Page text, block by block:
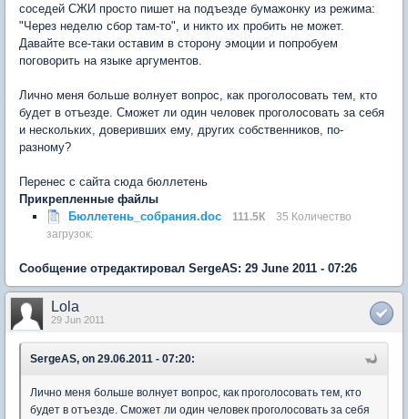
соседей СЖИ просто пишет на подъезде бумажонку из режима:
"Через неделю сбор там-то", и никто их пробить не может.
Давайте все-таки оставим в сторону эмоции и попробуем
поговорить на языке аргументов.
Лично меня больше волнует вопрос, как проголосовать тем, кто
будет в отъезде. Сможет ли один человек проголосовать за себя
и нескольких, доверивших ему, других собственников, по-
разному?
Перенес с сайта сюда бюллетень
Прикрепленные файлы
Бюллетень_собрания.doc
111.5К
35 Количество
загрузок:
Сообщение отредактировал SergeAS: 29 June 2011 - 07:26
Lola
29 Jun 2011
SergeAS, on 29.06.2011 - 07:20:
Лично меня больше волнует вопрос, как проголосовать тем, кто
будет в отъезде. Сможет ли один человек проголосовать за себя